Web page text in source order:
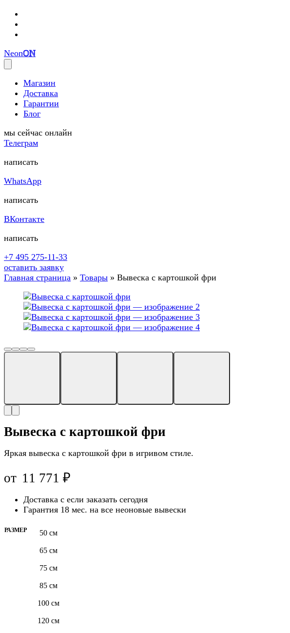
NeonON
Магазин
Доставка
Гарантии
Блог
мы сейчас онлайн
Телеграм
написать
WhatsApp
написать
ВКонтакте
написать
+7 495 275-11-33
оставить заявку
Главная страница » Товары » Вывеска с картошкой фри
Вывеска с картошкой фри
Яркая вывеска с картошкой фри в игривом стиле.
от 11 771 ₽
Доставка с если заказать сегодня
Гарантия 18 мес. на все неоновые вывески
РАЗМЕР 50 см
65 см
75 см
85 см
100 см
120 см